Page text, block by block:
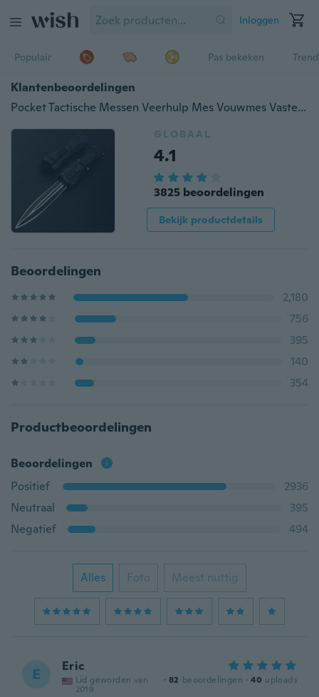
Inloggen
Populair Pas bekeken
Klantenbeoordelingen
Pocket Tactische Messen Veerhulp Mes Vouwmes Vaste Messen Survival Rescue Tools Outdoor Camping Messen Jachtgevecht Automatisch Open / Sluit 8,8 inch
GLOBAAL
4.1
3825 beoordelingen
Bekijk productdetails
Beoordelingen
2,180
756
395
140
354
Productbeoordelingen
Beoordelingen
Positief
2936
Neutraal
395
Negatief
494
Alles Foto Meest nuttig
E Eric
Lid geworden van
2019
· 82 beoordelingen · 40 uploads